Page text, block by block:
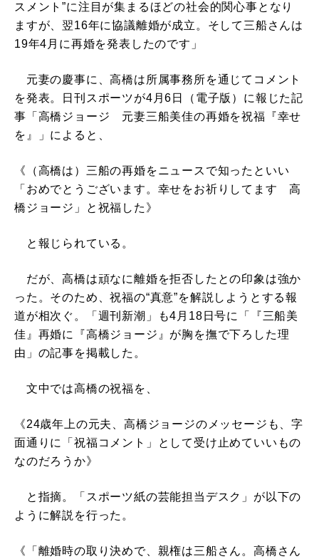
スメント”に注目が集まるほどの社会的関心事となり
ますが、翌16年に協議離婚が成立。そして三船さんは
19年4月に再婚を発表したのです」
元妻の慶事に、高橋は所属事務所を通じてコメント
を発表。日刊スポーツが4月6日（電子版）に報じた記
事「高橋ジョージ 元妻三船美佳の再婚を祝福『幸せ
を』」によると、
《（高橋は）三船の再婚をニュースで知ったといい
「おめでとうございます。幸せをお祈りしてます 高
橋ジョージ」と祝福した》
と報じられている。
だが、高橋は頑なに離婚を拒否したとの印象は強か
った。そのため、祝福の“真意”を解説しようとする報
道が相次ぐ。「週刊新潮」も4月18日号に「『三船美
佳』再婚に『高橋ジョージ』が胸を撫で下ろした理
由」の記事を掲載した。
文中では高橋の祝福を、
《24歳年上の元夫、高橋ジョージのメッセージも、字
面通りに「祝福コメント」として受け止めていいもの
なのだろうか》
と指摘。「スポーツ紙の芸能担当デスク」が以下の
ように解説を行った。
《「離婚時の取り決めで、親権は三船さん。高橋さん